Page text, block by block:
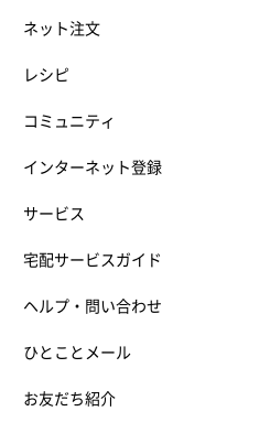
ネット注文
レシピ
コミュニティ
インターネット登録
サービス
宅配サービスガイド
ヘルプ・問い合わせ
ひとことメール
お友だち紹介